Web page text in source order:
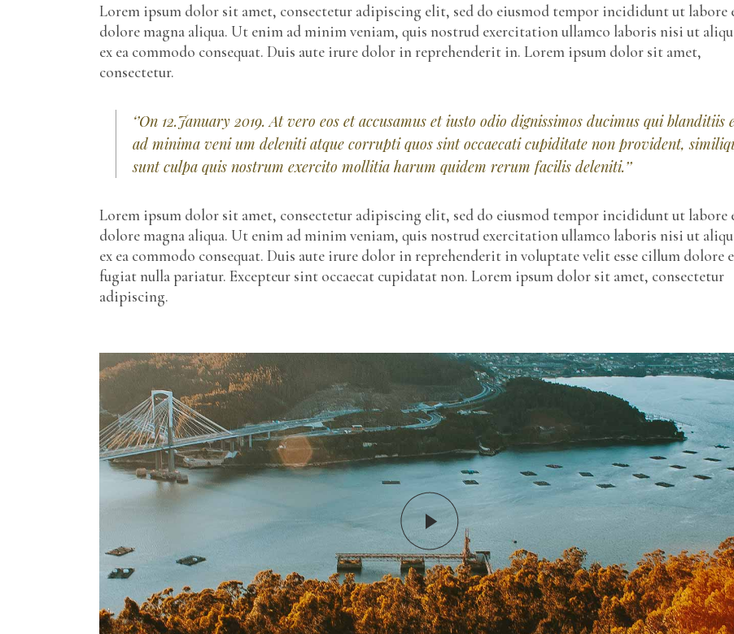
Lorem ipsum dolor sit amet, consectetur adipiscing elit, sed do eiusmod tempor incididunt ut labore
dolore magna aliqua. Ut enim ad minim veniam, quis nostrud exercitation ullamco laboris nisi ut
ex ea commodo consequat. Duis aute irure dolor in reprehenderit in. Lorem ipsum dolor sit amet,
consectetur.
‘’On 12.January 2019. At vero eos et accusamus et iusto odio dignissimos ducimus qui blanditiis
ad minima veni um deleniti atque corrupti quos sint occaecati cupiditate non provident,
sunt culpa quis nostrum exercito mollitia harum quidem rerum facilis deleniti.’’
Lorem ipsum dolor sit amet, consectetur adipiscing elit, sed do eiusmod tempor incididunt ut labore
dolore magna aliqua. Ut enim ad minim veniam, quis nostrud exercitation ullamco laboris nisi ut
ex ea commodo consequat. Duis aute irure dolor in reprehenderit in voluptate velit esse cillum dolore
fugiat nulla pariatur. Excepteur sint occaecat cupidatat non. Lorem ipsum dolor sit amet, consectetur
adipiscing.